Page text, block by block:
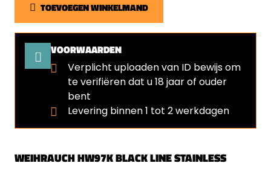
WEIHRAUCH HW97K BLACK LINE STAINLESS
TOEVOEGEN WINKELMAND
VOORWAARDEN
Verplicht uploaden van ID bewijs om
te verifiëren dat u 18 jaar of ouder
bent
⁠Levering binnen 1 tot 2 werkdagen